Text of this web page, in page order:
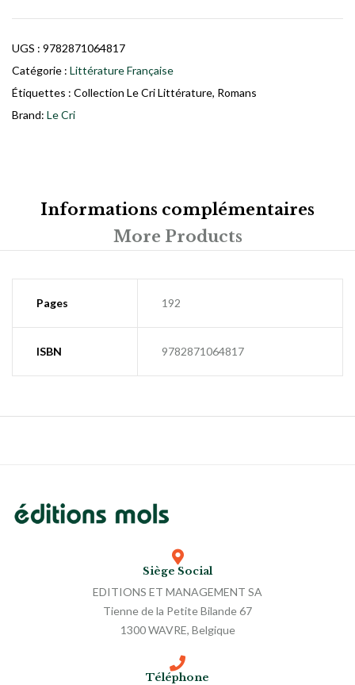
UGS : 9782871064817
Catégorie : Littérature Française
Étiquettes : Collection Le Cri Littérature, Romans
Brand: Le Cri
Informations complémentaires
More Products
Pages 192
ISBN 9782871064817
Siège Social
EDITIONS ET MANAGEMENT SA
Tienne de la Petite Bilande 67
1300 WAVRE, Belgique
Téléphone